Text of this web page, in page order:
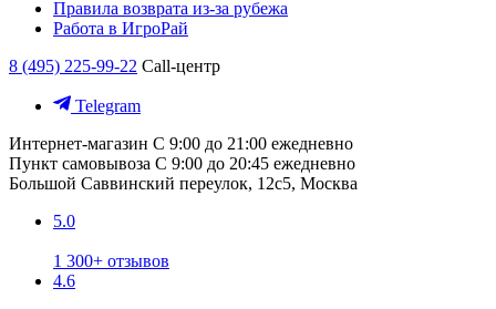
Правила возврата из-за рубежа
Работа в ИгроРай
8 (495) 225-99-22 Call-центр
Telegram
Интернет-магазин С 9:00 до 21:00 ежедневно
Пункт самовывоза С 9:00 до 20:45 ежедневно
Большой Саввинский переулок, 12с5, Москва
5.0
1 300+ отзывов
4.6